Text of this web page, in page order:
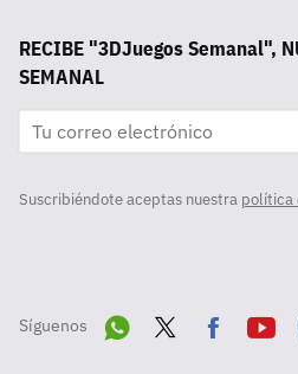
RECIBE "3DJuegos Semanal",
SEMANAL
Suscribiéndote aceptas nuestra política
Síguenos